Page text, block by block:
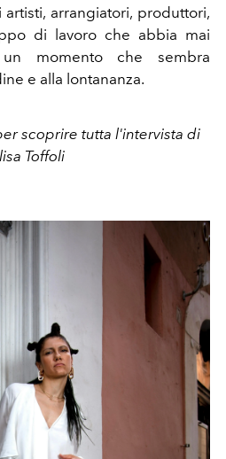
arrangiatori, produttori,
di lavoro che abbia mai
momento che sembra
e alla lontananza.
scoprire tutta l'intervista di
Toffoli